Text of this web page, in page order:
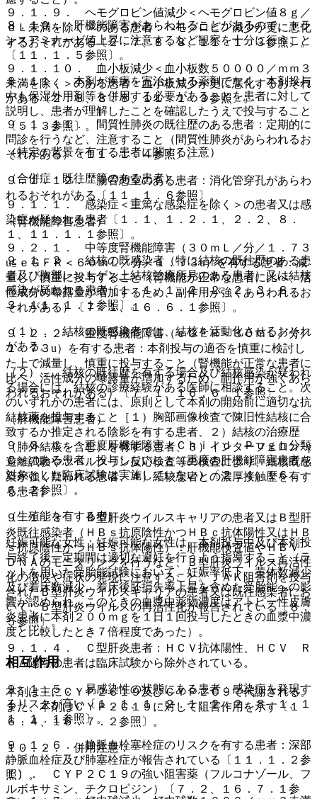
９．１．９． ヘモグロビン値減少＜ヘモグロビン値８ｇ／
ｄＬ未満を除く＞のある患者：ヘモグロビン減少が更に悪化
するおそれがある〔２．７、８．８、１１．１．３参照〕。
９．１．１０． 血小板減少＜血小板数５００００／ｍｍ３
未満を除く＞のある患者：血小板減少が更に悪化するおそれ
がある〔２．８、８．８、１１．１．３参照〕。
９．１．１１． 間質性肺炎の既往歴のある患者：定期的に
問診を行うなど、注意すること（間質性肺炎があらわれるお
それがある）〔１１．１．４参照〕。
９．１．１２． 腸管憩室のある患者：消化管穿孔があらわ
れるおそれがある〔１１．１．６参照〕。
（腎機能障害患者）
９．２．１． 中等度腎機能障害（３０ｍＬ／分／１．７３
u≦ｅＧＦＲ＜６０ｍＬ／分／１．７３u）を有する患者：減
量し、慎重に投与すること（腎機能が正常な患者に比べ、活
性成分の曝露量が増加するため、副作用が強くあらわれるお
それがある）〔７．１、１６．６．１参照〕。
９．２．２． 重度腎機能障害（ｅＧＦＲ＜３０ｍＬ／分／
１．７３u）を有する患者：本剤投与の適否を慎重に検討し
た上で減量し、慎重に投与すること（腎機能が正常な患者に
比べ、活性成分の曝露量が増加するため、副作用が強くあら
われるおそれがある）〔７．１、１６．６．１参照〕。
（肝機能障害患者）
９．３．１． 重度肝機能障害＜Ｃｈｉｌｄ Ｐｕｇｈ分類
Ｃ＞のある患者：投与しないこと（重度の肝機能障害患者を
対象とした臨床試験は実施していない）〔２．４、１６．
６．２参照〕。
（生殖能を有する者）
妊娠可能な女性：妊娠可能な女性は、本剤投与中及び本剤投
与終了後一定期間は適切な避妊を行うよう指導すること（ラ
ットを用いた受胎能試験において、妊娠率低下、黄体数減少
及び着床数減少、着床後胚損失率上昇を含めた受胎能への影
響が認められ、このときの血漿中薬物濃度はアトピー性皮膚
炎患者に本剤２００ｍｇを１日１回投与したときの血漿中濃
度と比較したとき７倍程度であった）。
相互作用
本剤は主にＣＹＰ２Ｃ１９及びＣＹＰ２Ｃ９で代謝される。
また、本剤はＣＹＰ２Ｃ１９に対して阻害作用を示す〔１
６．４、１６．７．２参照〕。
１０．２． 併用注意：
１）． ＣＹＰ２Ｃ１９の強い阻害薬（フルコナゾール、フ
ルボキサミン、チクロピジン）〔７．２、１６．７．１参
８．１０． 肝機能障害があらわれることがあるので、トラ
ンスアミナーゼ値上昇に注意するなど観察を十分に行うこと
〔１１．１．５参照〕。
８．１１． 本剤が疾病を完治させる薬剤でなく、本剤投与
中も保湿外用剤等を併用する必要があることを患者に対して
説明し、患者が理解したことを確認したうえで投与すること
〔５．３参照〕。
（特定の背景を有する患者に関する注意）
（合併症・既往歴等のある患者）
９．１．１． 感染症＜重篤な感染症を除く＞の患者又は感
染症が疑われる患者〔１．１、１．２．１、２．２、８．
１、１１．１．１参照〕。
９．１．２． 結核の既感染者（特に結核の既往歴のある患
者及び胸部レントゲン上結核治癒所見のある患者）又は結核
感染が疑われる患者〔１．１、１．２．２、２．３、８．
３、１１．１．１参照〕。
（１）． 結核の既感染者では、結核を活動化させるおそれ
がある。
（２）． 結核の既往歴を有する場合及び結核感染が疑われ
る場合には、結核の診療経験がある医師に相談すること。次
のいずれかの患者には、原則として本剤の開始前に適切な抗
結核薬を投与すること［１）胸部画像検査で陳旧性結核に合
致するか推定される陰影を有する患者、２）結核の治療歴
（肺外結核を含む）を有する患者、３）インターフェロン−γ
遊離試験やツベルクリン反応検査等の検査により、結核既感
染が強く疑われる患者、４）結核患者との濃厚接触歴を有す
る患者］。
９．１．３． Ｂ型肝炎ウイルスキャリアの患者又はＢ型肝
炎既往感染者（ＨＢｓ抗原陰性かつＨＢｃ抗体陽性又はＨＢ
ｓ抗原陰性かつＨＢｓ抗体陽性）：肝機能検査値やＨＢＶ
ＤＮＡのモニタリングを行うなど、Ｂ型肝炎ウイルス再活性
化の徴候や症状の発現に注意すること。ＪＡＫ阻害剤を投与
されたＢ型肝炎ウイルスキャリアの患者又は既往感染者にお
いて、Ｂ型肝炎ウイルスの再活性化が報告されている〔８．
５参照〕。
９．１．４． Ｃ型肝炎患者：ＨＣＶ抗体陽性、ＨＣＶ Ｒ
ＮＡ陽性の患者は臨床試験から除外されている。
９．１．５． 易感染性の状態にある患者：感染症を発現す
るリスクが高い〔１．１、１．２．１、２．２、８．１、１
１．１．１参照〕。
９．１．６． 静脈血栓塞栓症のリスクを有する患者：深部
静脈血栓症及び肺塞栓症が報告されている〔１１．１．２参
照〕。